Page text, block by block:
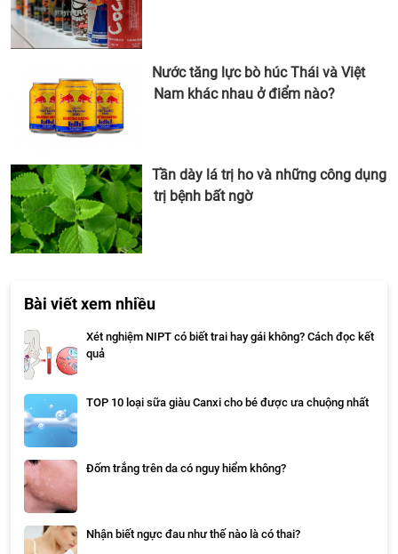
Nước tăng lực bò húc Thái và Việt
Nam khác nhau ở điểm nào?
Tần dày lá trị ho và những công dụng
trị bệnh bất ngờ
Bài viết xem nhiều
Xét nghiệm NIPT có biết trai hay gái không? Cách đọc kết
quả
TOP 10 loại sữa giàu Canxi cho bé được ưa chuộng nhất
Đốm trắng trên da có nguy hiểm không?
Nhận biết ngực đau như thế nào là có thai?